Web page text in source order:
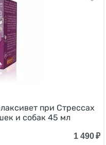
при Стрессах
и собак 45 мл
1 490₽